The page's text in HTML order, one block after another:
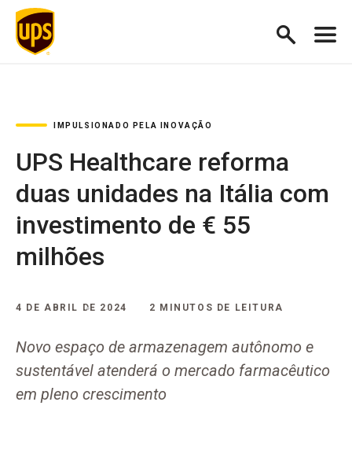
IMPULSIONADO PELA INOVAÇÃO
UPS Healthcare reforma
duas unidades na Itália com
investimento de € 55
milhões
4 DE ABRIL DE 2024 2 MINUTOS DE LEITURA
Novo espaço de armazenagem autônomo e
sustentável atenderá o mercado farmacêutico
em pleno crescimento